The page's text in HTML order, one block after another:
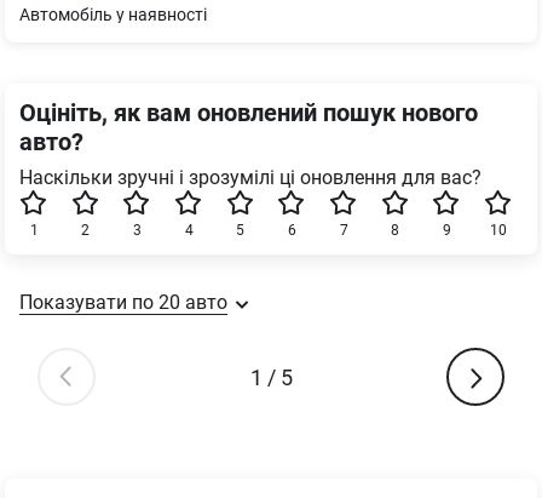
Автомобіль у наявності
Оцініть, як вам оновлений пошук нового
авто?
Наскільки зручні і зрозумілі ці оновлення для вас?
10
9
8
7
6
5
4
3
2
1
Показувати по 20 авто
1 / 5